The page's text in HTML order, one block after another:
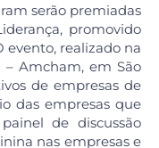
serão premiadas
promovido
evento, realizado na
Amcham, em São
de empresas de
das empresas que
de discussão
nas empresas e